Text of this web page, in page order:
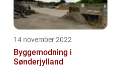
14 november 2022
Byggemodning i
Sønderjylland